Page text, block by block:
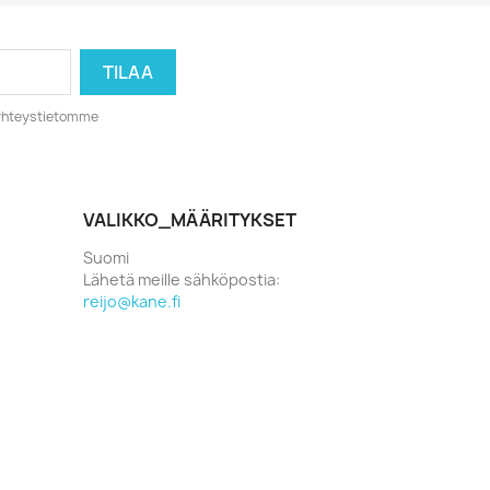
VALIKKO_MÄÄRITYKSET
Suomi
Lähetä meille sähköpostia:
reijo@kane.fi